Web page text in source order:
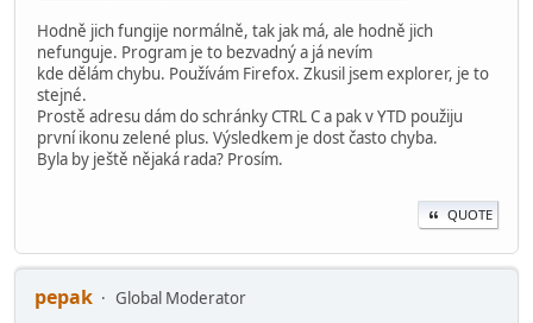
Hodně jich fungije normálně, tak jak má, ale hodně jich
nefunguje. Program je to bezvadný a já nevím
kde dělám chybu. Používám Firefox. Zkusil jsem explorer, je to
stejné.
Prostě adresu dám do schránky CTRL C a pak v YTD použiju
první ikonu zelené plus. Výsledkem je dost často chyba.
Byla by ještě nějaká rada? Prosím.
QUOTE
pepak
Global Moderator